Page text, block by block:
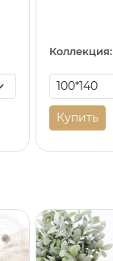
Коллекция:
Купить